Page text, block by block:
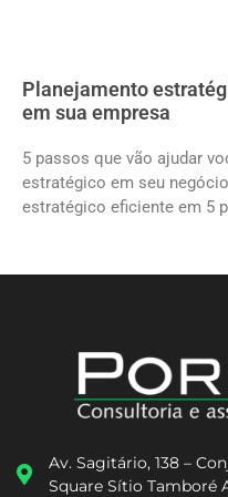
Planejamento
em sua empresa
5 passos que vão ajudar
estratégico em seu
estratégico eficiente em 5
Av. Sagitário, 138 –
Square Sítio Tamboré